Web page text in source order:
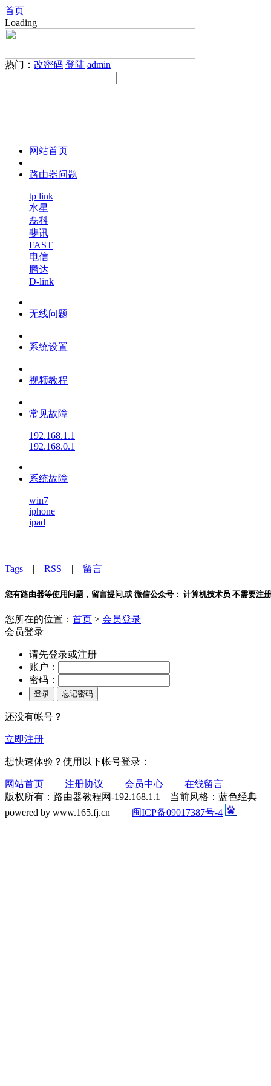
首页
Loading
热门： 改密码 登陆 admin
网站首页
路由器问题
tp link
水星
磊科
斐讯
FAST
电信
腾达
D-link
无线问题
系统设置
视频教程
常见故障
192.168.1.1
192.168.0.1
系统故障
win7
iphone
ipad
Tags | RSS | 留言
您有路由器等使用问题，留言提问,或 微信公众号： 计算机技术员 不需要注
您所在的位置： 首页 > 会员登录
会员登录
请先登录或注册
账户：
密码：
还没有帐号？
立即注册
想快速体验？使用以下帐号登录：
网站首页 | 注册协议 | 会员中心 | 在线留言
版权所有：路由器教程网-192.168.1.1 当前风格：蓝色经典
powered by www.165.fj.cn 闽ICP备09017387号-4